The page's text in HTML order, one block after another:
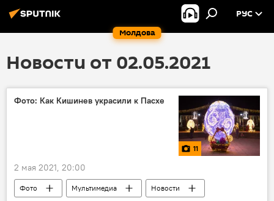
Молдова
РУС
Новости от 02.05.2021
Фото: Как Кишинев украсили к Пасхе
11
2 мая 2021, 20:00
Фото Мультимедиа
Новости